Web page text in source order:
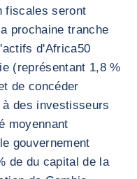
fiscales seront
prochaine tranche
d'Africa50
(représentant 1,8 %
de concéder
à des investisseurs
moyennant
gouvernement
de du capital de la